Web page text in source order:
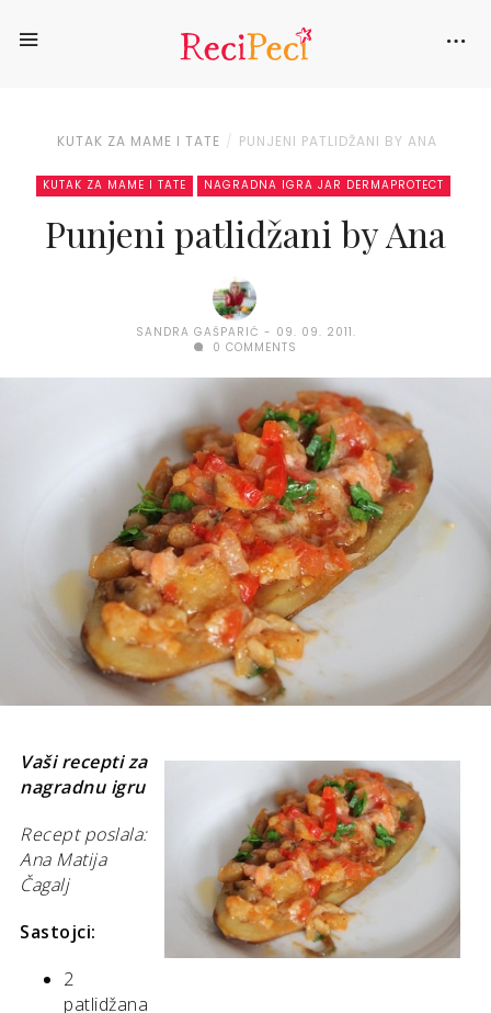
KUTAK ZA MAME I TATE PUNJENI PATLIDŽANI BY ANA
KUTAK ZA MAME I TATE NAGRADNA IGRA JAR DERMAPROTECT
Punjeni patlidžani by Ana
SANDRA GAŠPARIĆ
09. 09. 2011.
0 COMMENTS
Vaši recepti za
nagradnu igru
Recept poslala:
Ana Matija
Čagalj
Sastojci:
2
patlidžana